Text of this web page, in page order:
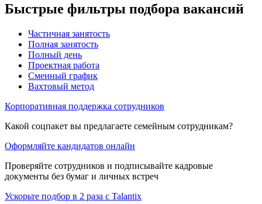
Быстрые фильтры подбора вакансий
Частичная занятость
Полная занятость
Полный день
Проектная работа
Сменный график
Вахтовый метод
Корпоративная поддержка сотрудников
Какой соцпакет вы предлагаете семейным сотрудникам?
Оформляйте кандидатов онлайн
Проверяйте сотрудников и подписывайте кадровые
документы без бумаг и личных встреч
Ускорьте подбор в 2 раза с Talantix